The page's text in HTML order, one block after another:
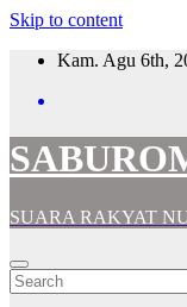
Skip to content
Kam. Agu 6th,
SUARA RAKYAT